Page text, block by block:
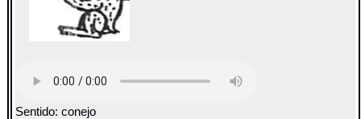
Sentido: conejo